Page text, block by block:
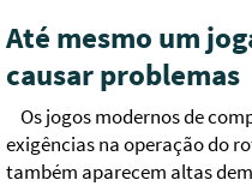
Até mesmo um
causar problemas
Os jogos modernos de
exigências na operação do
também aparecem altas